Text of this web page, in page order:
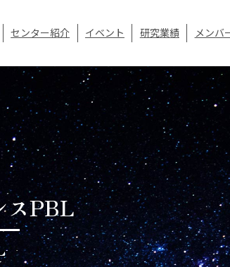
センター紹介 イベント 研究業績 メンバ
スPBL